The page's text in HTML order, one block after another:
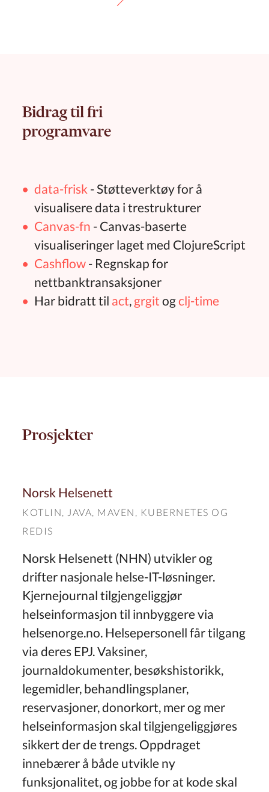
Bidrag til fri
programvare
data-frisk - Støtteverktøy for å
visualisere data i trestrukturer
Canvas-fn - Canvas-baserte
visualiseringer laget med ClojureScript
Cashflow - Regnskap for
nettbanktransaksjoner
Har bidratt til act, grgit ogclj-time
Prosjekter
Norsk Helsenett
KOTLIN, JAVA, MAVEN , KUBERNETES OG
REDIS
Norsk Helsenett (NHN) utvikler og
drifter nasjonale helse-IT-løsninger.
Kjernejournal tilgjengeliggjør
helseinformasjon til innbyggere via
helsenorge.no. Helsepersonell får tilgang
via deres EPJ. Vaksiner,
journaldokumenter, besøkshistorikk,
legemidler, behandlingsplaner,
reservasjoner, donorkort, mer og mer
helseinformasjon skal tilgjengeliggjøres
sikkert der de trengs. Oppdraget
innebærer å både utvikle ny
funksjonalitet, og jobbe for at kode skal